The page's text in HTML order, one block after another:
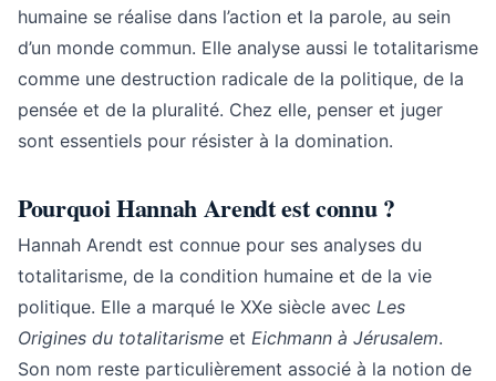
humaine se réalise dans l’action et la parole, au sein
d’un monde commun. Elle analyse aussi le totalitarisme
comme une destruction radicale de la politique, de la
pensée et de la pluralité. Chez elle, penser et juger
sont essentiels pour résister à la domination.
Pourquoi Hannah Arendt est connu ?
Hannah Arendt est connue pour ses analyses du
totalitarisme, de la condition humaine et de la vie
politique. Elle a marqué le XXe siècle avec Les
Origines du totalitarisme et Eichmann à Jérusalem.
Son nom reste particulièrement associé à la notion de